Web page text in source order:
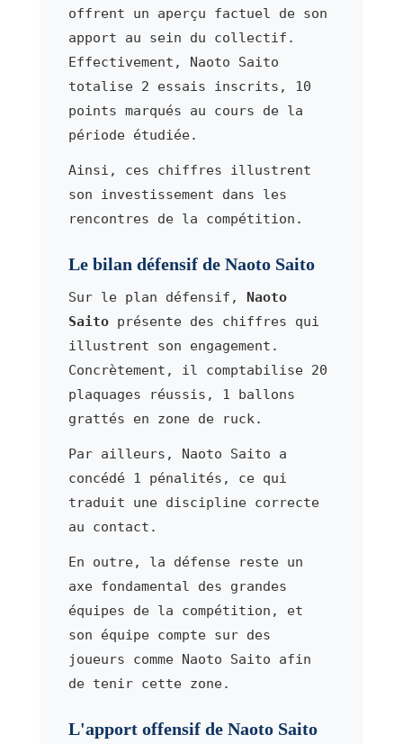
offrent un aperçu factuel de son
apport au sein du collectif.
Effectivement, Naoto Saito
totalise 2 essais inscrits, 10
points marqués au cours de la
période étudiée.
Ainsi, ces chiffres illustrent
son investissement dans les
rencontres de la compétition.
Le bilan défensif de Naoto Saito
Sur le plan défensif, Naoto
Saitoprésente des chiffres qui
illustrent son engagement.
Concrètement, il comptabilise 20
plaquages réussis, 1 ballons
grattés en zone de ruck.
Par ailleurs, Naoto Saito a
concédé 1 pénalités, ce qui
traduit une discipline correcte
au contact.
En outre, la défense reste un
axe fondamental des grandes
équipes de la compétition, et
son équipe compte sur des
joueurs comme Naoto Saito afin
de tenir cette zone.
L'apport offensif de Naoto Saito